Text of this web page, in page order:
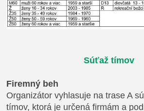
Súťaž tímov
Firemný beh
Organizátor vyhlasuje na trase A
tímov, ktorá je určená firmám a